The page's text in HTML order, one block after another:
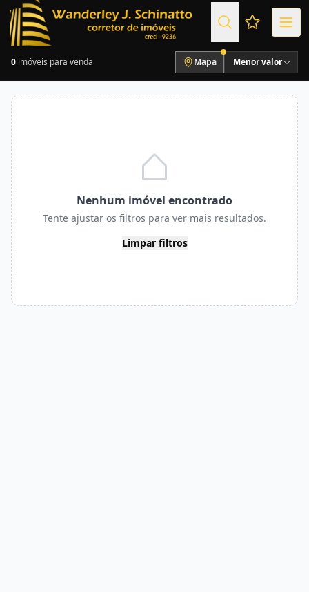
Favoritos
0 imóveis para venda Mapa Menor valor
Nenhum imóvel encontrado
Tente ajustar os filtros para ver mais resultados.
Limpar filtros